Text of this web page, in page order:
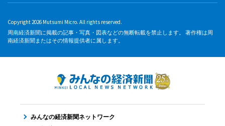
Copyright 2026 Mutsumi Micro. All rights reserved.
周南経済新聞に掲載の記事・写真・図表などの無断転載を禁止します。 著作権は周
南経済新聞またはその情報提供者に属します。
みんなの経済新聞ネットワーク